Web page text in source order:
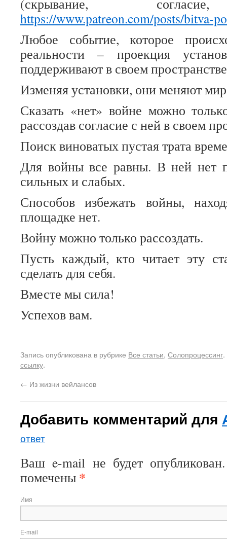
(скрывание,
https://www.patreon.com/posts/bitva-
Любое событие, которое
реальности – проекция
поддерживают в своем
Изменяя установки, они меняют
Сказать «нет» войне можно
рассоздав согласие с ней в своем
Поиск виноватых пустая трата
Для войны все равны. В ней нет
сильных и слабых.
Способов избежать войны,
площадке нет.
Войну можно только рассоздать.
Пусть каждый, кто читает эту
сделать для себя.
Вместе мы сила!
Успехов вам.
Запись опубликована в рубрике Все статьи, Солопроцессинг.
ссылку.
← Из жизни вейлансов
Добавить комментарий для
ответ
Ваш e-mail не будет
помечены *
Имя
E-mail